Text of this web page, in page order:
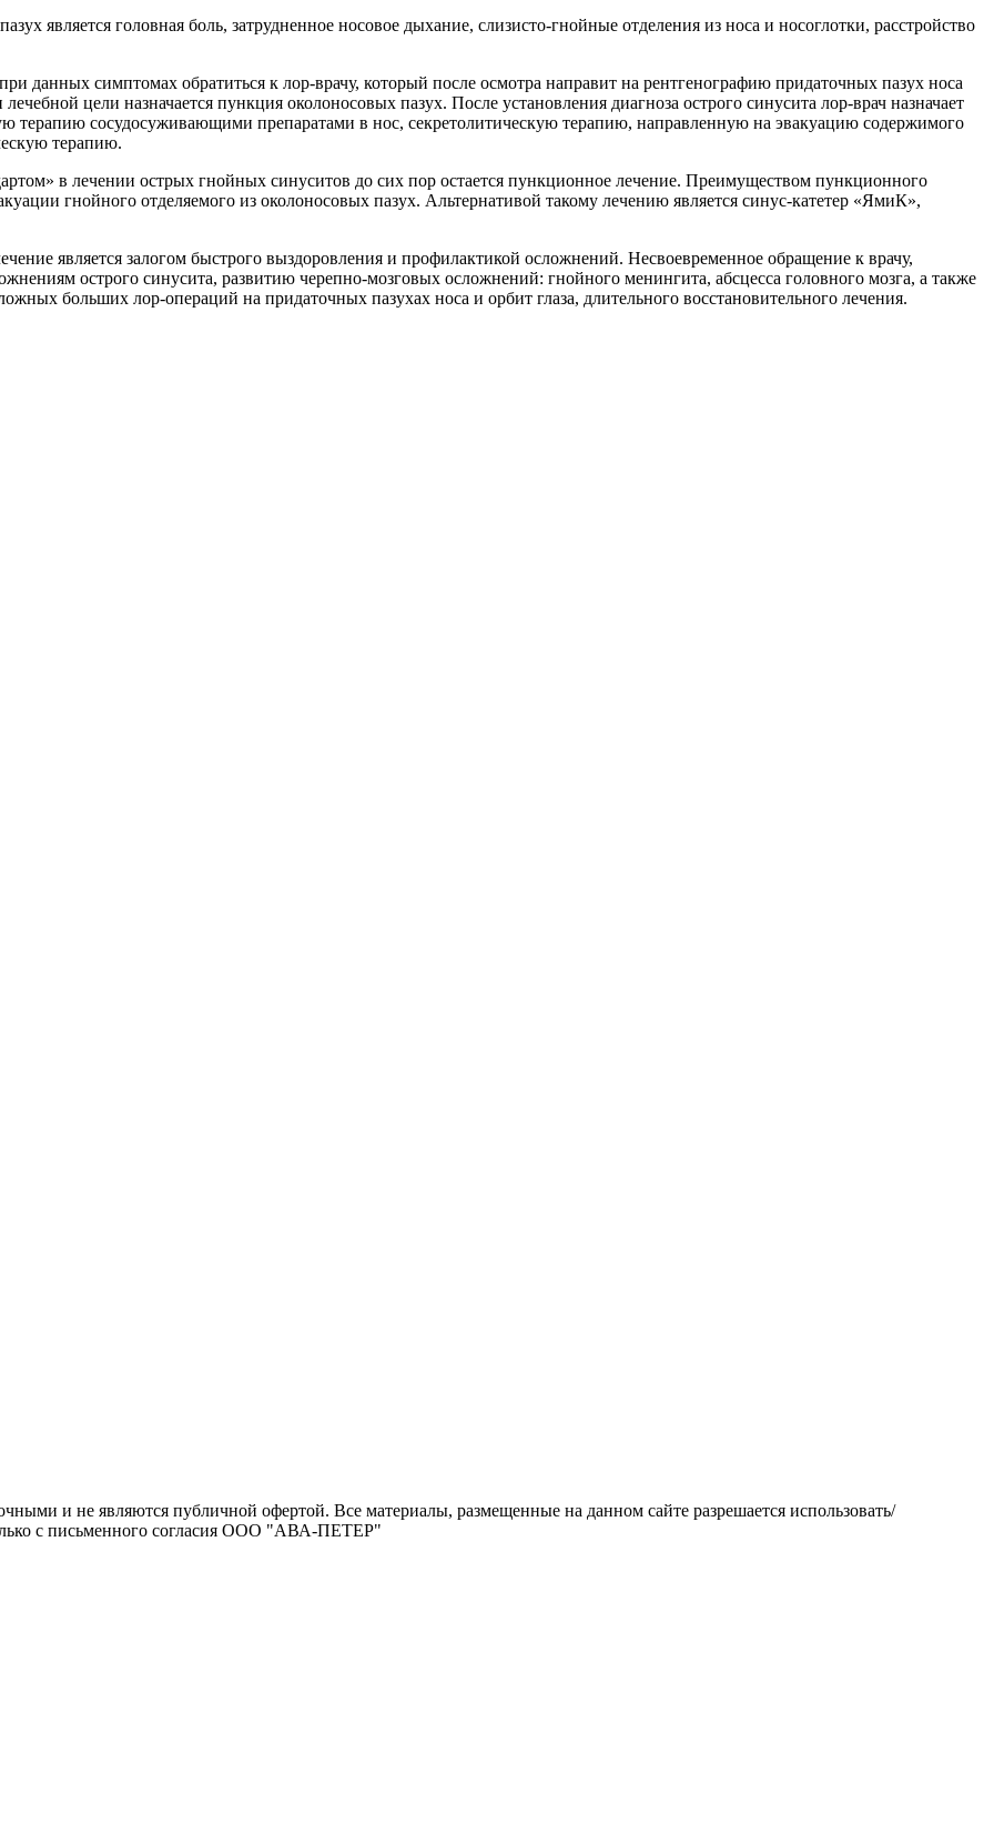
является головная боль, затрудненное носовое дыхание, слизисто-гнойные отделения из носа и носоглотки, расстройство
данных симптомах обратиться к лор-врачу, который после осмотра направит на рентгенографию придаточных пазух носа
цели назначается пункция околоносовых пазух. После установления диагноза острого синусита лор-врач назначает
терапию сосудосуживающими препаратами в нос, секретолитическую терапию, направленную на эвакуацию содержимого
терапию.
в лечении острых гнойных синуситов до сих пор остается пункционное лечение. Преимуществом пункционного
гнойного отделяемого из околоносовых пазух. Альтернативой такому лечению является синус-катетер «ЯмиК»,
является залогом быстрого выздоровления и профилактикой осложнений. Несвоевременное обращение к врачу,
острого синусита, развитию черепно-мозговых осложнений: гнойного менингита, абсцесса головного мозга, а также
больших лор-операций на придаточных пазухах носа и орбит глаза, длительного восстановительного лечения.
и не являются публичной офертой. Все материалы, размещенные на данном сайте разрешается использовать/
с письменного согласия ООО "АВА-ПЕТЕР"